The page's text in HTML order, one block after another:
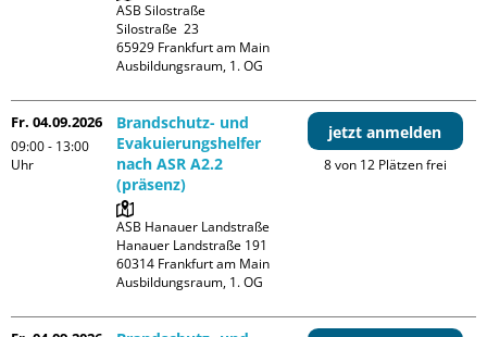
ASB Silostraße
Silostraße  23
65929 Frankfurt am Main
Ausbildungsraum, 1. OG
Fr. 04.09.2026
09:00 - 13:00
Uhr
Brandschutz- und
Evakuierungshelfer
nach ASR A2.2
(präsenz)
ASB Hanauer Landstraße
Hanauer Landstraße 191
60314 Frankfurt am Main
Ausbildungsraum, 1. OG
jetzt anmelden
8 von 12 Plätzen frei